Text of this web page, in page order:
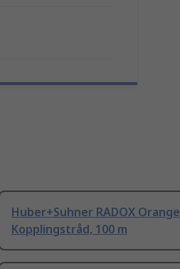
Huber+Suhner RADOX Orange
Kopplingstråd, 100 m